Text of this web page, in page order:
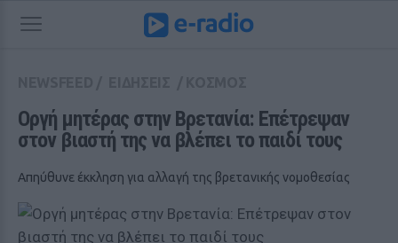
Οργή μητέρας στην Βρετανία: Επέτρεψαν
στον βιαστή της να βλέπει το παιδί τους
Απηύθυνε έκκληση για αλλαγή της βρετανικής νομοθεσίας